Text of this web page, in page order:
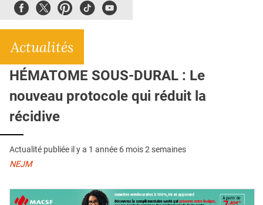
THÉMA
CRÉDITS
FacebookTwitterPinterest
TiktokYoubute
Actualités
HÉMATOME SOUS-DURAL : Le
nouveau protocole qui réduit la
récidive
Actualité publiée il y a 1 année 6 mois 2 semaines
NEJM